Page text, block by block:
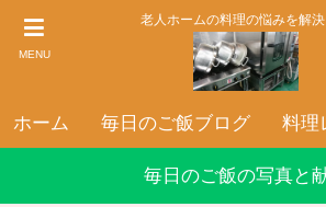
MENU
老人ホームの料理の悩みを解決
ホーム 毎日のご飯ブログ 料理
毎日のご飯の写真と